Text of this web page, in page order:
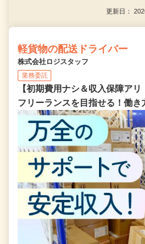
更新日：
軽貨物の配送ドライバー
株式会社ロジスタッフ
業務委託
【初期費用ナシ＆収入保障ア
フリーランスを目指せる！働き